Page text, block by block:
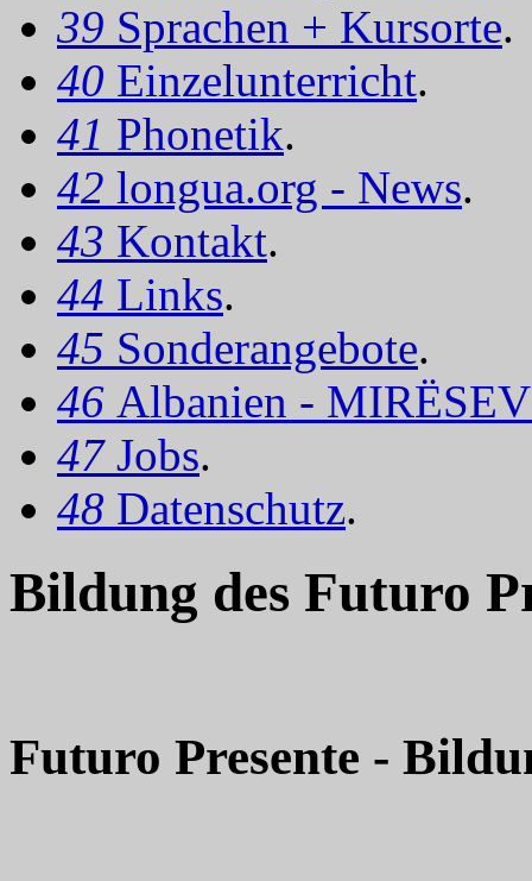
39 Sprachen + Kursorte.
40 Einzelunterricht.
41 Phonetik.
42 longua.org - News.
43 Kontakt.
44 Links.
45 Sonderangebote.
46 Albanien -
47 Jobs.
48 Datenschutz.
Bildung des Futuro
Futuro Presente -